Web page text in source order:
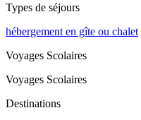
Types de séjours
hébergement en gîte ou chalet
Voyages Scolaires
Voyages Scolaires
Destinations